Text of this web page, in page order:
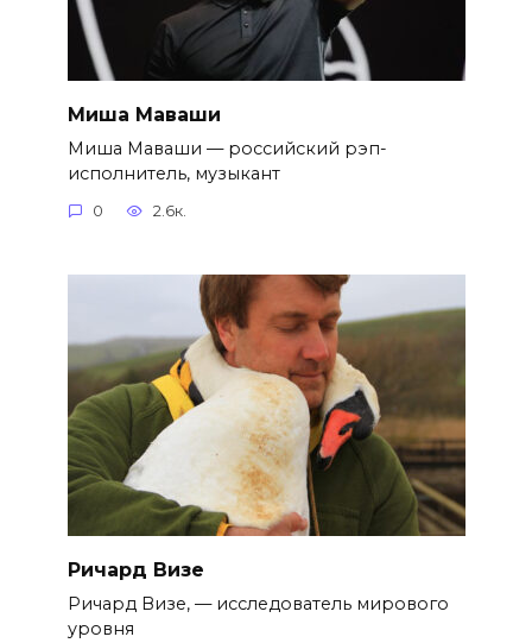
Миша Маваши
Миша Маваши — российский рэп-
исполнитель, музыкант
0 2.6к.
Ричард Визе
Ричард Визе, — исследователь мирового
уровня